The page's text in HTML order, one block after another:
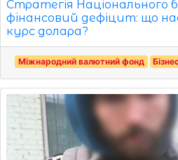
Стратегія Національного
фінансовий дефіцит: що
курс долара?
Міжнародний валютний фонд